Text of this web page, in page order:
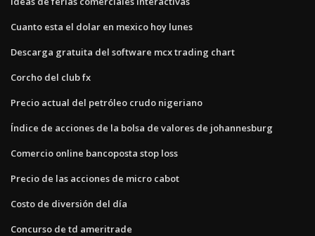
Cuanto esta el dolar en mexico hoy lunes
Descarga gratuita del software mcx trading chart
Corcho del club fx
Precio actual del petróleo crudo nigeriano
Índice de acciones de la bolsa de valores de johannesburg
Comercio online bancoposta stop loss
Precio de las acciones de micro cabot
Costo de diversión del día
Concurso de td ameritrade